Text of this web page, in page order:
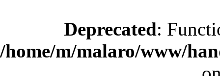
Deprecated:
/home/m/malaro/www/